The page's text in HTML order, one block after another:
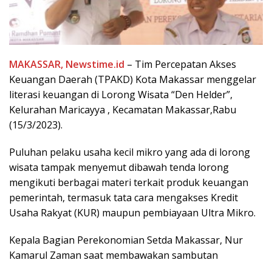
MAKASSAR, Newstime.id – Tim Percepatan Akses
Keuangan Daerah (TPAKD) Kota Makassar menggelar
literasi keuangan di Lorong Wisata “Den Helder”,
Kelurahan Maricayya , Kecamatan Makassar,Rabu
(15/3/2023).
Puluhan pelaku usaha kecil mikro yang ada di lorong
wisata tampak menyemut dibawah tenda lorong
mengikuti berbagai materi terkait produk keuangan
pemerintah, termasuk tata cara mengakses Kredit
Usaha Rakyat (KUR) maupun pembiayaan Ultra Mikro.
Kepala Bagian Perekonomian Setda Makassar, Nur
Kamarul Zaman saat membawakan sambutan